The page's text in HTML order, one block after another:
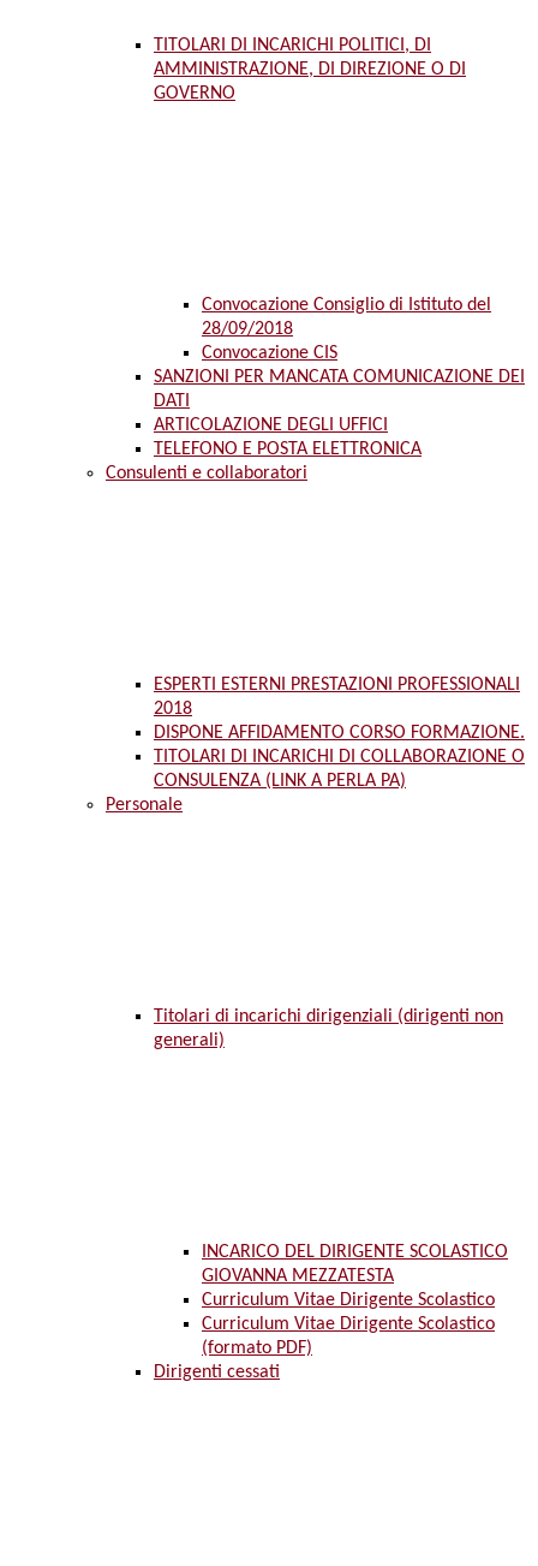
TITOLARI DI INCARICHI POLITICI, DI
AMMINISTRAZIONE, DI DIREZIONE O DI
GOVERNO
Convocazione Consiglio di Istituto del
28/09/2018
Convocazione CIS
SANZIONI PER MANCATA COMUNICAZIONE DEI
DATI
ARTICOLAZIONE DEGLI UFFICI
TELEFONO E POSTA ELETTRONICA
Consulenti e collaboratori
ESPERTI ESTERNI PRESTAZIONI PROFESSIONALI
2018
DISPONE AFFIDAMENTO CORSO FORMAZIONE.
TITOLARI DI INCARICHI DI COLLABORAZIONE O
CONSULENZA (LINK A PERLA PA)
Personale
Titolari di incarichi dirigenziali (dirigenti non
generali)
INCARICO DEL DIRIGENTE SCOLASTICO
GIOVANNA MEZZATESTA
Curriculum Vitae Dirigente Scolastico
Curriculum Vitae Dirigente Scolastico
(formato PDF)
Dirigenti cessati